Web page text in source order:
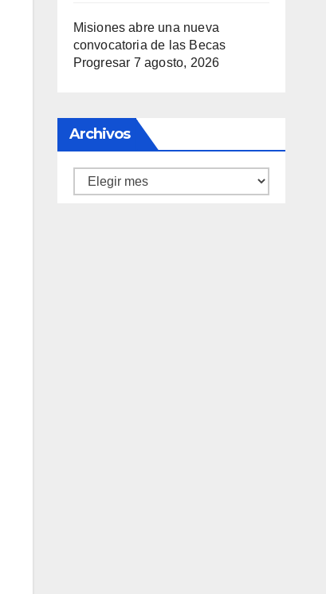
Misiones abre una nueva
convocatoria de las Becas
Progresar 7 agosto, 2026
Archivos
Archivos